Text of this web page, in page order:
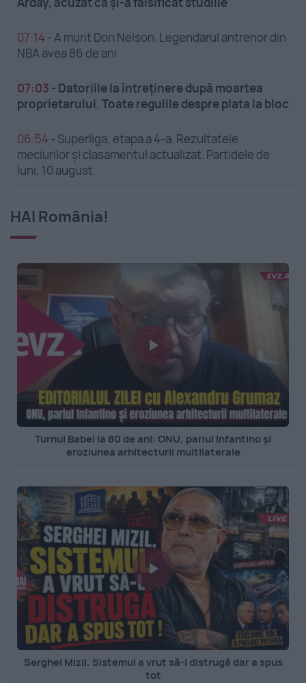
07:14 -A murit Don Nelson. Legendarul antrenor din
NBA avea 86 de ani
07:03 - Datoriile la întreținere după moartea
proprietarului. Toate regulile despre plata la bloc
06:54 - Superliga, etapa a 4-a. Rezultatele
meciurilor și clasamentul actualizat. Partidele de
luni, 10 august
HAI România!
Turnul Babel la 80 de ani: ONU, pariul Infantino și
eroziunea arhitecturii multilaterale
Serghei Mizil. Sistemul a vrut să-l distrugă dar a spus
tot